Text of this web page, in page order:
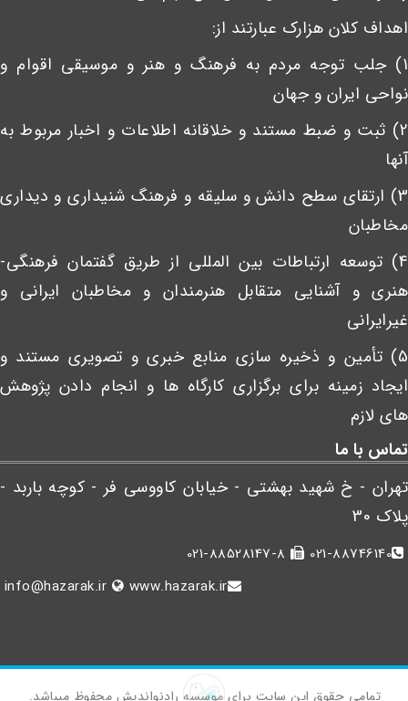
اهداف کلان هزارک عبارتند از:
1) جلب توجه مردم به فرهنگ و هنر و موسیقی اقوام و
نواحی ایران و جهان
2) ثبت و ضبط مستند و خلاقانه اطلاعات و اخبار مربوط به
آنها
3) ارتقای سطح دانش و سلیقه و فرهنگ شنیداری و دیداری
مخاطبان
4) توسعه ارتباطات بین المللی از طریق گفتمان فرهنگی-
هنری و آشنایی متقابل هنرمندان و مخاطبان ایرانی و
غیرایرانی
5) تأمین و ذخیره سازی منابع خبری و تصویری مستند و
ایجاد زمینه برای برگزاری کارگاه ها و انجام دادن پژوهش
های لازم
تماس با ما
تهران - خ شهید بهشتی - خیابان کاووسی فر - کوچه باربد -
پلاک 30
021-88746140
info@hazarak.ir
www.hazarak.ir
تمامی حقوق این سایت برای موسسه رادنواندیش محفوظ میباشد.